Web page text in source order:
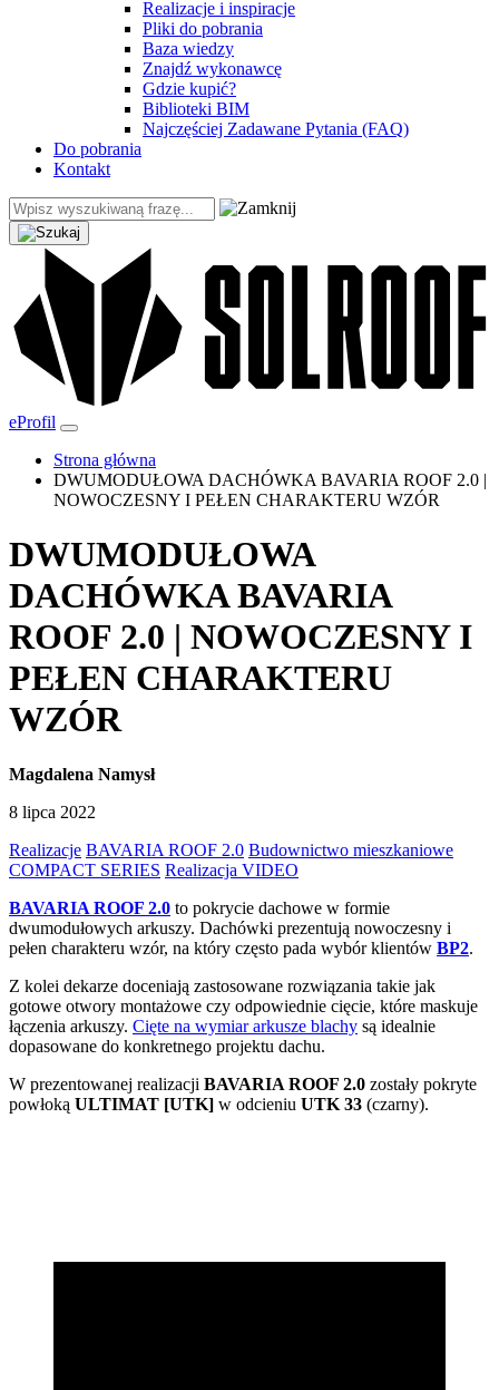
Realizacje i inspiracje
Pliki do pobrania
Baza wiedzy
Znajdź wykonawcę
Gdzie kupić?
Biblioteki BIM
Najczęściej Zadawane Pytania (FAQ)
Do pobrania
Kontakt
eProfil
Strona główna
DWUMODUŁOWA DACHÓWKA BAVARIA ROOF 2.0 |
NOWOCZESNY I PEŁEN CHARAKTERU WZÓR
DWUMODUŁOWA
DACHÓWKA BAVARIA
ROOF 2.0 | NOWOCZESNY I
PEŁEN CHARAKTERU
WZÓR
Magdalena Namysł
8 lipca 2022
Realizacje BAVARIA ROOF 2.0 Budownictwo mieszkaniowe
COMPACT SERIES Realizacja VIDEO
BAVARIA ROOF 2.0 to pokrycie dachowe w formie
dwumodułowych arkuszy. Dachówki prezentują nowoczesny i
pełen charakteru wzór, na który często pada wybór klientów BP2.
Z kolei dekarze doceniają zastosowane rozwiązania takie jak
gotowe otwory montażowe czy odpowiednie cięcie, które maskuje
łączenia arkuszy. Cięte na wymiar arkusze blachy są idealnie
dopasowane do konkretnego projektu dachu.
W prezentowanej realizacji BAVARIA ROOF 2.0 zostały pokryte
powłoką ULTIMAT [UTK] w odcieniu UTK 33 (czarny).